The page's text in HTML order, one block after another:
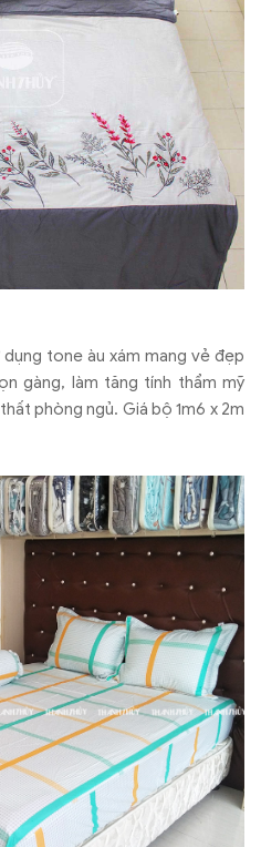
tone àu xám mang vẻ đẹp
gàng, làm tăng tính thẩm mỹ
phòng ngủ. Giá bộ 1m6 x 2m